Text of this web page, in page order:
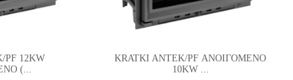
PF 12KW
(...
KRATKI ANTEK/PF ΑΝΟΙΓΟΜΕΝΟ
10KW ...